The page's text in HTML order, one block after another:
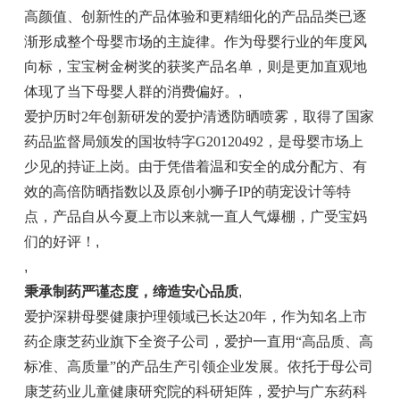
高颜值、创新性的产品体验和更精细化的产品品类已逐
渐形成整个母婴市场的主旋律。作为母婴行业的年度风
向标，宝宝树金树奖的获奖产品名单，则是更加直观地
体现了当下母婴人群的消费偏好。 ,
爱护历时2年创新研发的爱护清透防晒喷雾，取得了国家
药品监督局颁发的国妆特字G20120492，是母婴市场上
少见的持证上岗。由于凭借着温和安全的成分配方、有
效的高倍防晒指数以及原创小狮子IP的萌宠设计等特
点，产品自从今夏上市以来就一直人气爆棚，广受宝妈
们的好评！ ,
,
秉承制药严谨态度，缔造安心品质,
爱护深耕母婴健康护理领域已长达20年，作为知名上市
药企康芝药业旗下全资子公司，爱护一直用“高品质、高
标准、高质量”的产品生产引领企业发展。依托于母公司
康芝药业儿童健康研究院的科研矩阵，爱护与广东药科